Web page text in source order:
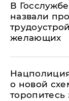
В
назвали
желающих
о новой
торопитесь